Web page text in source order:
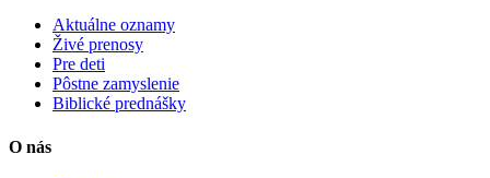
Aktuálne oznamy
Živé prenosy
Pre deti
Pôstne zamyslenie
Biblické prednášky
O nás